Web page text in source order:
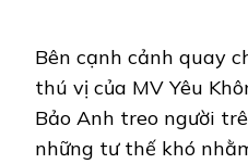
Bên cạnh cảnh quay
thú vị của MV Yêu
Bảo Anh treo người
những tư thế khó